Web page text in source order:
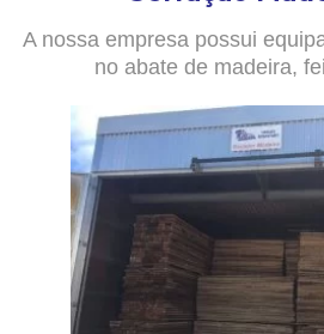
A nossa empresa possui
no abate de madeira,